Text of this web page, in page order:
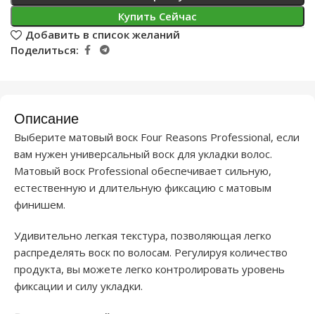
Купить Сейчас
Добавить в список желаний
Поделиться:
Описание
Выберите матовый воск Four Reasons Professional, если
вам нужен универсальный воск для укладки волос.
Матовый воск Professional обеспечивает сильную,
естественную и длительную фиксацию с матовым
финишем.
Удивительно легкая текстура, позволяющая легко
распределять воск по волосам. Регулируя количество
продукта, вы можете легко контролировать уровень
фиксации и силу укладки.